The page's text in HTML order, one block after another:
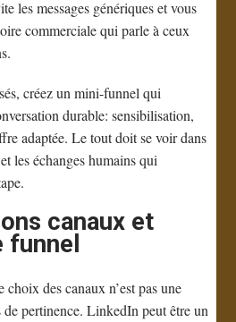
les messages génériques et vous
commerciale qui parle à ceux
créez un mini-funnel qui
durable: sensibilisation,
adaptée. Le tout doit se voir dans
les échanges humains qui
canaux et
choix des canaux n’est pas une
pertinence. LinkedIn peut être un